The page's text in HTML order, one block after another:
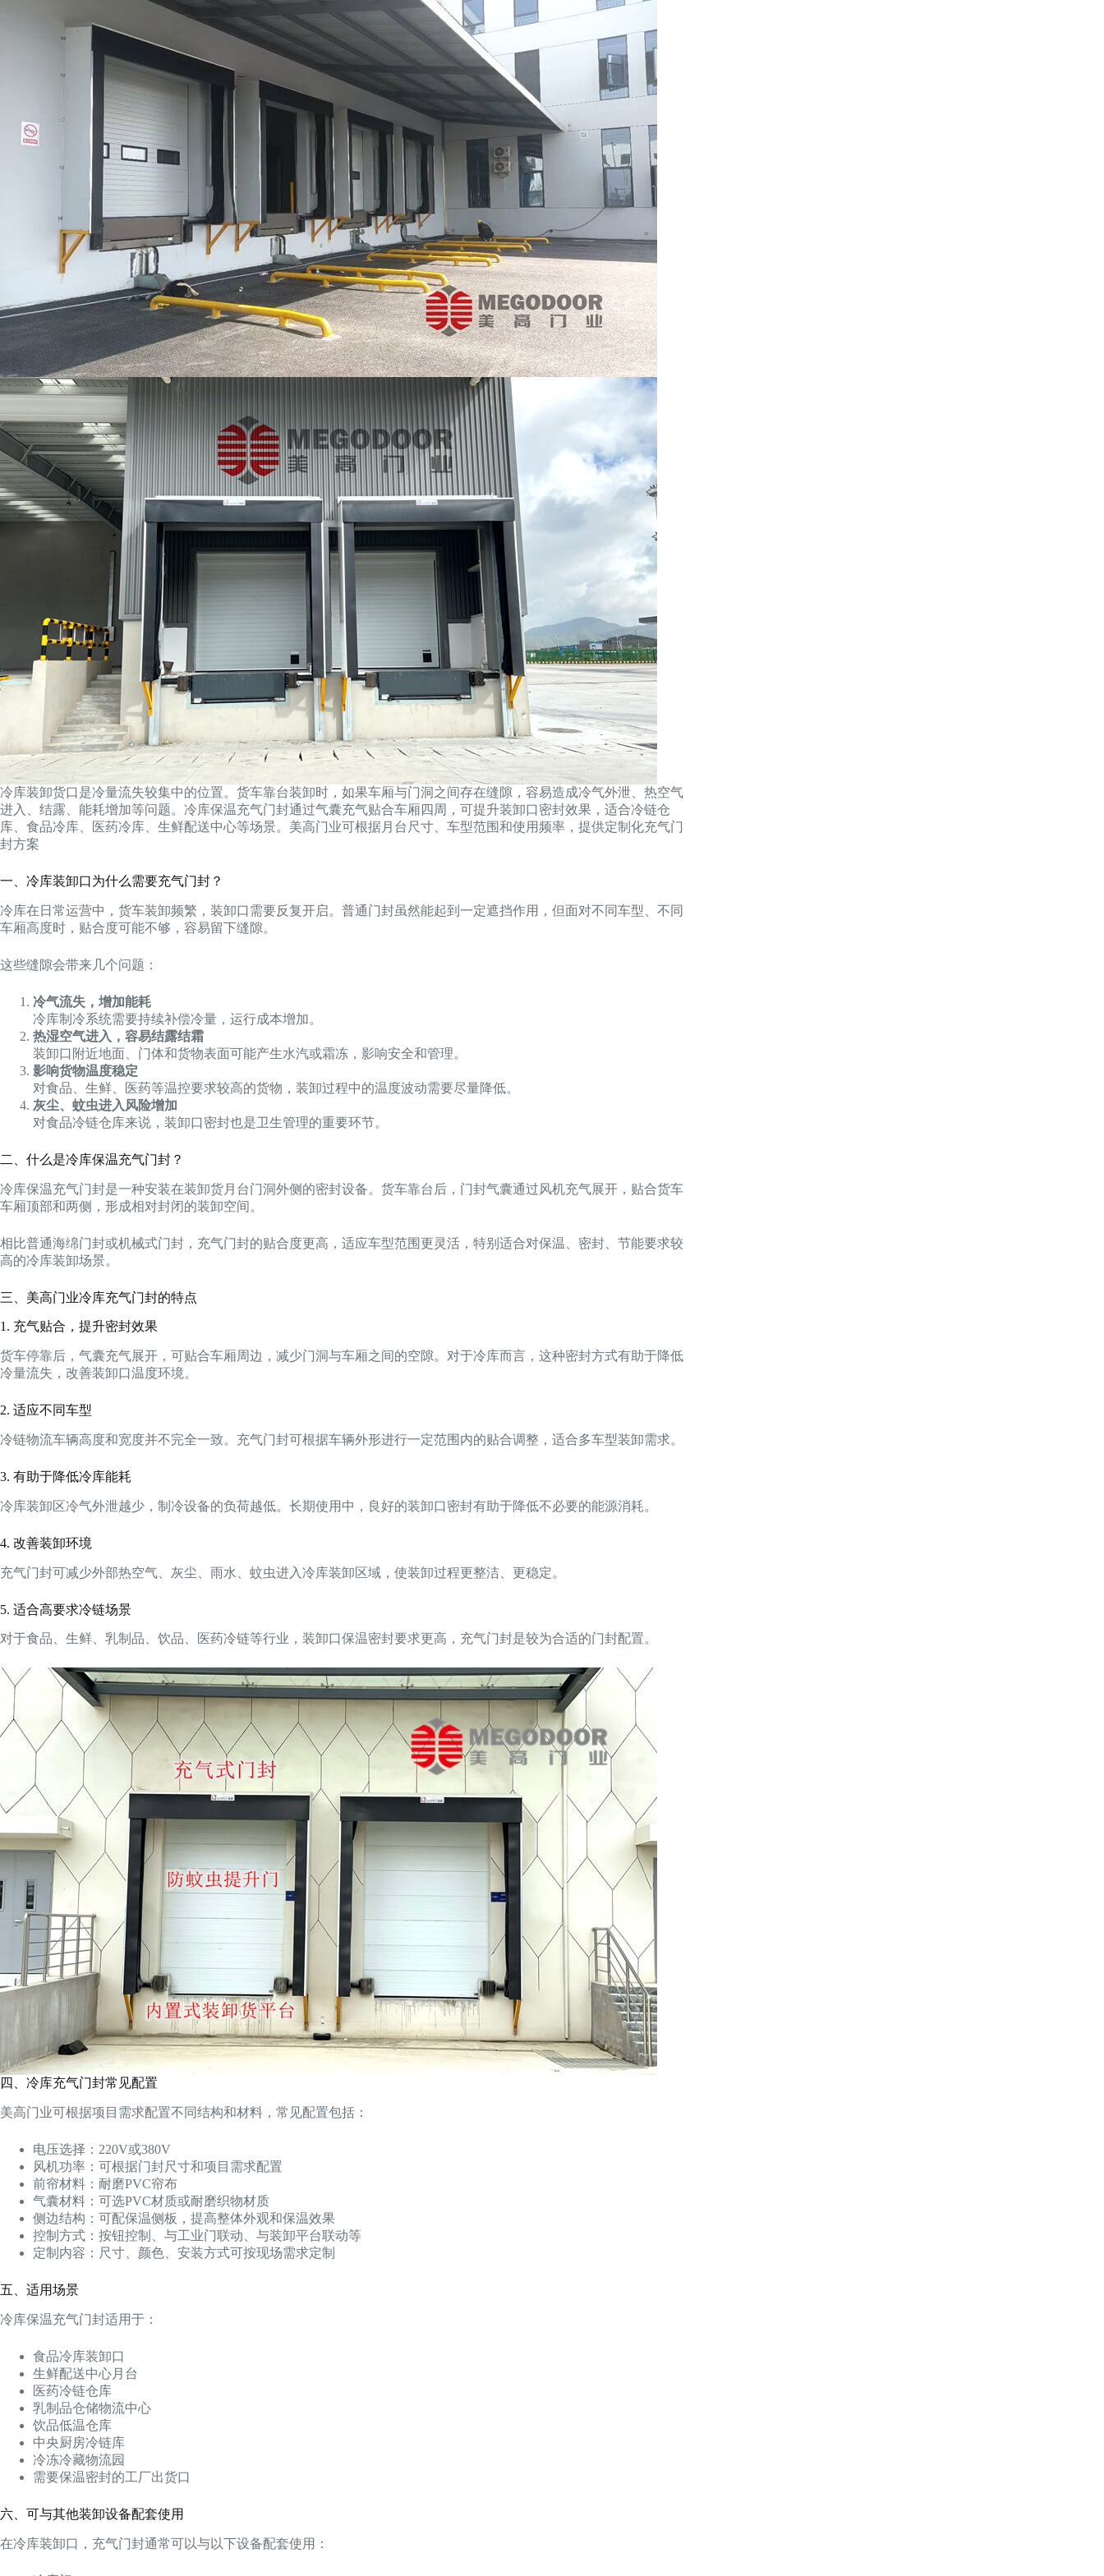
冷库装卸货口是冷量流失较集中的位置。货车靠台装卸时，如果车厢与门洞之间存在缝隙，容易造成冷气外泄、热空气
进入、结露、能耗增加等问题。冷库保温充气门封通过气囊充气贴合车厢四周，可提升装卸口密封效果，适合冷链仓
库、食品冷库、医药冷库、生鲜配送中心等场景。美高门业可根据月台尺寸、车型范围和使用频率，提供定制化充气门
封方案
一、冷库装卸口为什么需要充气门封？
冷库在日常运营中，货车装卸频繁，装卸口需要反复开启。普通门封虽然能起到一定遮挡作用，但面对不同车型、不同
车厢高度时，贴合度可能不够，容易留下缝隙。
这些缝隙会带来几个问题：
冷气流失，增加能耗
冷库制冷系统需要持续补偿冷量，运行成本增加。
热湿空气进入，容易结露结霜
装卸口附近地面、门体和货物表面可能产生水汽或霜冻，影响安全和管理。
影响货物温度稳定
对食品、生鲜、医药等温控要求较高的货物，装卸过程中的温度波动需要尽量降低。
灰尘、蚊虫进入风险增加
对食品冷链仓库来说，装卸口密封也是卫生管理的重要环节。
二、什么是冷库保温充气门封？
冷库保温充气门封是一种安装在装卸货月台门洞外侧的密封设备。货车靠台后，门封气囊通过风机充气展开，贴合货车
车厢顶部和两侧，形成相对封闭的装卸空间。
相比普通海绵门封或机械式门封，充气门封的贴合度更高，适应车型范围更灵活，特别适合对保温、密封、节能要求较
高的冷库装卸场景。
三、美高门业冷库充气门封的特点
1. 充气贴合，提升密封效果
货车停靠后，气囊充气展开，可贴合车厢周边，减少门洞与车厢之间的空隙。对于冷库而言，这种密封方式有助于降低
冷量流失，改善装卸口温度环境。
2. 适应不同车型
冷链物流车辆高度和宽度并不完全一致。充气门封可根据车辆外形进行一定范围内的贴合调整，适合多车型装卸需求。
3. 有助于降低冷库能耗
冷库装卸区冷气外泄越少，制冷设备的负荷越低。长期使用中，良好的装卸口密封有助于降低不必要的能源消耗。
4. 改善装卸环境
充气门封可减少外部热空气、灰尘、雨水、蚊虫进入冷库装卸区域，使装卸过程更整洁、更稳定。
5. 适合高要求冷链场景
对于食品、生鲜、乳制品、饮品、医药冷链等行业，装卸口保温密封要求更高，充气门封是较为合适的门封配置。
四、冷库充气门封常见配置
美高门业可根据项目需求配置不同结构和材料，常见配置包括：
电压选择：220V或380V
风机功率：可根据门封尺寸和项目需求配置
前帘材料：耐磨PVC帘布
气囊材料：可选PVC材质或耐磨织物材质
侧边结构：可配保温侧板，提高整体外观和保温效果
控制方式：按钮控制、与工业门联动、与装卸平台联动等
定制内容：尺寸、颜色、安装方式可按现场需求定制
五、适用场景
冷库保温充气门封适用于：
食品冷库装卸口
生鲜配送中心月台
医药冷链仓库
乳制品仓储物流中心
饮品低温仓库
中央厨房冷链库
冷冻冷藏物流园
需要保温密封的工厂出货口
六、可与其他装卸设备配套使用
在冷库装卸口，充气门封通常可以与以下设备配套使用：